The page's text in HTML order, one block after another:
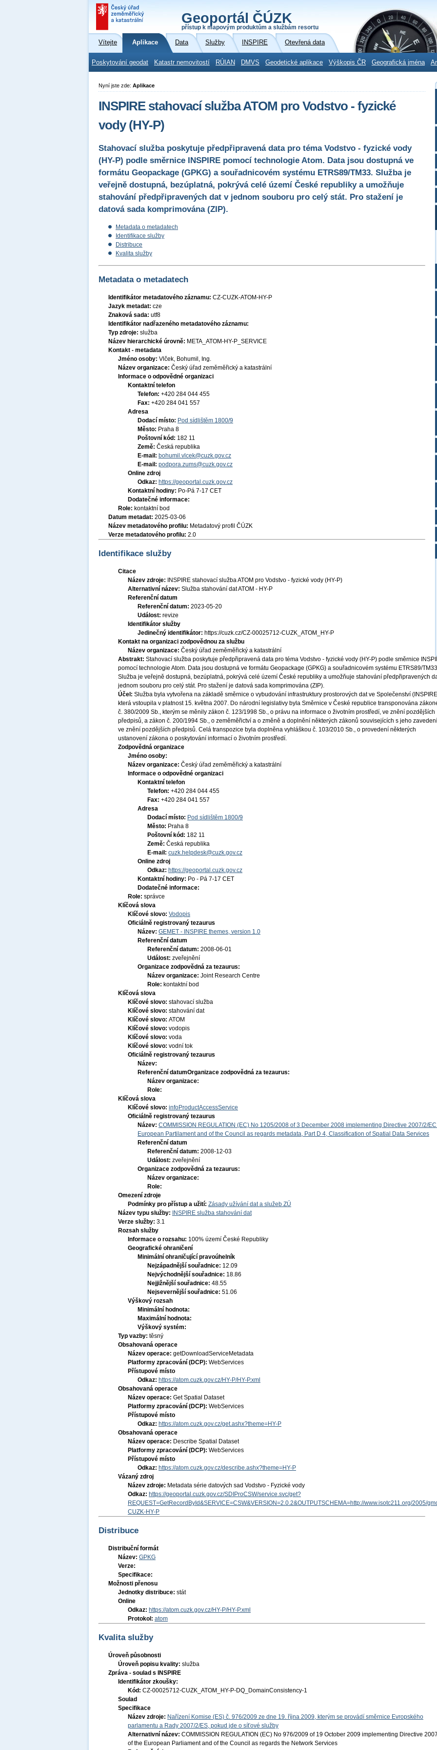
Geoportál ČÚZK
přístup k mapovým produktům a službám resortu
Vítejte Aplikace Data Služby INSPIRE Otevřená data
Poskytování geodat Katastr nemovitostí RÚIAN DMVS Geodetické aplikace Výškopis ČR Geografická jména
Nyní jste zde: Aplikace
INSPIRE stahovací služba ATOM pro Vodstvo - fyzické
vody (HY-P)
Stahovací služba poskytuje předpřipravená data pro téma Vodstvo - fyzické vody
(HY-P) podle směrnice INSPIRE pomocí technologie Atom. Data jsou dostupná ve
formátu Geopackage (GPKG) a souřadnicovém systému ETRS89/TM33. Služba je
veřejně dostupná, bezúplatná, pokrývá celé území České republiky a umožňuje
stahování předpřipravených dat v jednom souboru pro celý stát. Pro stažení je
datová sada komprimována (ZIP).
Metadata o metadatech
Identifikace služby
Distribuce
Kvalita služby
Metadata o metadatech
Identifikátor metadatového záznamu: CZ-CUZK-ATOM-HY-P
Jazyk metadat: cze
Znaková sada: utf8
Identifikátor nadřazeného metadatového záznamu:
Typ zdroje: služba
Název hierarchické úrovně: META_ATOM-HY-P_SERVICE
Kontakt - metadata
Jméno osoby: Vlček, Bohumil, Ing.
Název organizace: Český úřad zeměměřický a katastrální
Informace o odpovědné organizaci
Kontaktní telefon
Telefon: +420 284 044 455
Fax: +420 284 041 557
Adresa
Dodací místo: Pod sídlištěm 1800/9
Město: Praha 8
Poštovní kód: 182 11
Země: Česká republika
E-mail: bohumil.vlcek@cuzk.gov.cz
E-mail: podpora.zums@cuzk.gov.cz
Online zdroj
Odkaz: https://geoportal.cuzk.gov.cz
Kontaktní hodiny: Po-Pá 7-17 CET
Dodatečné informace:
Role: kontaktní bod
Datum metadat: 2025-03-06
Název metadatového profilu: Metadatový profil ČÚZK
Verze metadatového profilu: 2.0
Identifikace služby
Citace
Název zdroje:
INSPIRE stahovací služba ATOM pro Vodstvo - fyzické vody (HY-P)
Alternativní název: Služba stahování dat ATOM - HY-P
Referenční datum
Referenční datum: 2023-05-20
Událost: revize
Identifikátor služby
Jedinečný identifikátor: https://cuzk.cz/CZ-00025712-CUZK_ATOM_HY-P
Kontakt na organizaci zodpovědnou za službu
Název organizace: Český úřad zeměměřický a katastrální
Abstrakt: Stahovací služba poskytuje předpřipravená data pro téma Vodstvo - fyzické vody (HY-P) podle směrnice
pomocí technologie Atom. Data jsou dostupná ve formátu Geopackage (GPKG) a souřadnicovém systému ETRS89/
Služba je veřejně dostupná, bezúplatná, pokrývá celé území České republiky a umožňuje stahování předpřipravených
jednom souboru pro celý stát. Pro stažení je datová sada komprimována (ZIP).
Účel: Služba byla vytvořena na základě směrnice o vybudování infrastruktury prostorových dat ve Společenství
která vstoupila v platnost 15. května 2007. Do národní legislativy byla Směrnice v České republice transponována
č. 380/2009 Sb., kterým se měnily zákon č. 123/1998 Sb., o právu na informace o životním prostředí, ve znění pozdějších
předpisů, a zákon č. 200/1994 Sb., o zeměměřictví a o změně a doplnění některých zákonů souvisejících s jeho
ve znění pozdějších předpisů. Celá transpozice byla doplněna vyhláškou č. 103/2010 Sb., o provedení některých
ustanovení zákona o poskytování informací o životním prostředí.
Zodpovědná organizace
Jméno osoby:
Název organizace: Český úřad zeměměřický a katastrální
Informace o odpovědné organizaci
Kontaktní telefon
Telefon: +420 284 044 455
Fax: +420 284 041 557
Adresa
Dodací místo: Pod sídlištěm 1800/9
Město: Praha 8
Poštovní kód: 182 11
Země: Česká republika
E-mail: cuzk.helpdesk@cuzk.gov.cz
Online zdroj
Odkaz: https://geoportal.cuzk.gov.cz
Kontaktní hodiny: Po - Pá 7-17 CET
Dodatečné informace:
Role: správce
Klíčová slova
Klíčové slovo: Vodopis
Oficiálně registrovaný tezaurus
Název: GEMET - INSPIRE themes, version 1.0
Referenční datum
Referenční datum: 2008-06-01
Událost: zveřejnění
Organizace zodpovědná za tezaurus:
Název organizace: Joint Research Centre
Role: kontaktní bod
Klíčová slova
Klíčové slovo: stahovací služba
Klíčové slovo: stahování dat
Klíčové slovo: ATOM
Klíčové slovo: vodopis
Klíčové slovo: voda
Klíčové slovo: vodní tok
Oficiálně registrovaný tezaurus
Název:
Referenční datumOrganizace zodpovědná za tezaurus:
Název organizace:
Role:
Klíčová slova
Klíčové slovo: infoProductAccessService
Oficiálně registrovaný tezaurus
Název: COMMISSION REGULATION (EC) No 1205/2008 of 3 December 2008 implementing Directive 2007/2/EC
European Partilament and of the Council as regards metadata, Part D 4, Classification of Spatial Data Services
Referenční datum
Referenční datum: 2008-12-03
Událost: zveřejnění
Organizace zodpovědná za tezaurus:
Název organizace:
Role:
Omezení zdroje
Podmínky pro přístup a užití: Zásady užívání dat a služeb ZÚ
Název typu služby:
INSPIRE služba stahování dat
Verze služby: 3.1
Rozsah služby
Informace o rozsahu: 100% území České Republiky
Geografické ohraničení
Minimální ohraničující pravoúhelník
Nejzápadnější souřadnice: 12.09
Nejvýchodnější souřadnice: 18.86
Nejjižnější souřadnice: 48.55
Nejsevernější souřadnice: 51.06
Výškový rozsah
Minimální hodnota:
Maximální hodnota:
Výškový systém:
Typ vazby: těsný
Obsahovaná operace
Název operace: getDownloadServiceMetadata
Platformy zpracování (DCP): WebServices
Přístupové místo
Odkaz: https://atom.cuzk.gov.cz/HY-P/HY-P.xml
Obsahovaná operace
Název operace: Get Spatial Dataset
Platformy zpracování (DCP): WebServices
Přístupové místo
Odkaz: https://atom.cuzk.gov.cz/get.ashx?theme=HY-P
Obsahovaná operace
Název operace: Describe Spatial Dataset
Platformy zpracování (DCP): WebServices
Přístupové místo
Odkaz: https://atom.cuzk.gov.cz/describe.ashx?theme=HY-P
Vázaný zdroj
Název zdroje: Metadata série datových sad Vodstvo - Fyzické vody
Odkaz: https://geoportal.cuzk.gov.cz/SDIProCSW/service.svc/get?
REQUEST=GetRecordById&SERVICE=CSW&VERSION=2.0.2&OUTPUTSCHEMA=http://www.isotc211.org/2005/
CUZK-HY-P
Distribuce
Distribuční formát
Název: GPKG
Verze:
Specifikace:
Možnosti přenosu
Jednotky distribuce: stát
Online
Odkaz: https://atom.cuzk.gov.cz/HY-P/HY-P.xml
Protokol: atom
Kvalita služby
Úroveň působnosti
Úroveň popisu kvality: služba
Zpráva - soulad s INSPIRE
Identifikátor zkoušky:
Kód: CZ-00025712-CUZK_ATOM_HY-P-DQ_DomainConsistency-1
Soulad
Specifikace
Název zdroje: Nařízení Komise (ES) č. 976/2009 ze dne 19. října 2009, kterým se provádí směrnice Evropského
parlamentu a Rady 2007/2/ES, pokud jde o síťové služby
Alternativní název: COMMISSION REGULATION (EC) No 976/2009 of 19 October 2009 implementing Directive
of the European Parliament and of the Council as regards the Network Services